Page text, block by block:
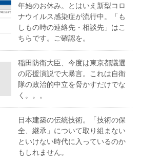
年始のお休み。とはいえ新型コロ
ナウイルス感染症が流行中。「も
しもの時の連絡先・相談先」はこ
ちらです。ご確認を。
稲田防衛大臣、今度は東京都議選
の応援演説で大暴言。これは自衛
隊の政治的中立を脅かすだけでな
く。。。
日本建築の伝統技術。「技術の保
全、継承」について取り組まない
といけない時代に入っているのか
もしれません。